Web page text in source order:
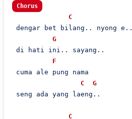
Chorus
C
dengar bet bilang.. nyong e..
G
di hati ini.. sayang..
F
cuma ale pung nama
C
G
seng ada yang laeng..
C